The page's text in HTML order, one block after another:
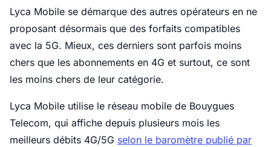
Lyca Mobile se démarque des autres opérateurs en ne
proposant désormais que des forfaits compatibles
avec la 5G. Mieux, ces derniers sont parfois moins
chers que les abonnements en 4G et surtout, ce sont
les moins chers de leur catégorie.
Lyca Mobile utilise le réseau mobile de Bouygues
Telecom, qui affiche depuis plusieurs mois les
meilleurs débits 4G/5G selon le baromètre publié par